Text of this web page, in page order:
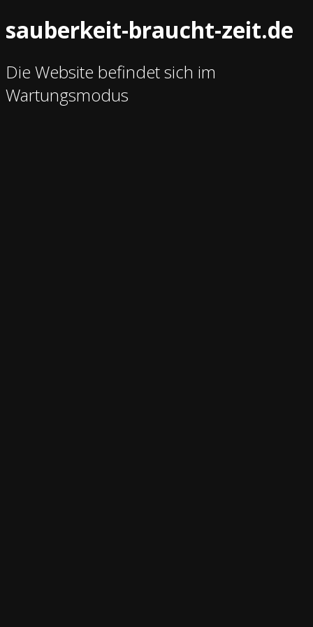
sauberkeit-braucht-zeit.de
Die Website befindet sich im
Wartungsmodus